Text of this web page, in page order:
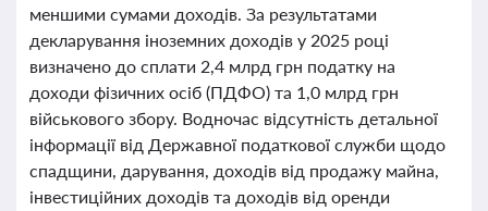
меншими сумами доходів. За результатами
декларування іноземних доходів у 2025 році
визначено до сплати 2,4 млрд грн податку на
доходи фізичних осіб (ПДФО) та 1,0 млрд грн
військового збору. Водночас відсутність детальної
інформації від Державної податкової служби щодо
спадщини, дарування, доходів від продажу майна,
інвестиційних доходів та доходів від оренди